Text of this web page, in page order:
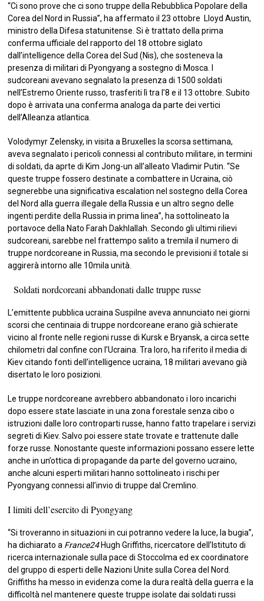
“Ci sono prove che ci sono truppe della Rebubblica Popolare della
Corea del Nord in Russia”, ha affermato il 23 ottobre Lloyd Austin,
ministro della Difesa statunitense. Si è trattato della prima
conferma ufficiale del rapporto del 18 ottobre siglato
dall’intelligence della Corea del Sud (Nis), che sosteneva la
presenza di militari di Pyongyang a sostegno di Mosca. I
sudcoreani avevano segnalato la presenza di 1500 soldati
nell’Estremo Oriente russo, trasferiti lì tra l’8 e il 13 ottobre. Subito
dopo è arrivata una conferma analoga da parte dei vertici
dell’Alleanza atlantica.
Volodymyr Zelensky, in visita a Bruxelles la scorsa settimana,
aveva segnalato i pericoli connessi al contributo militare, in termini
di soldati, da aprte di Kim Jong-un all’alleato Vladimir Putin. “Se
queste truppe fossero destinate a combattere in Ucraina, ciò
segnerebbe una significativa escalation nel sostegno della Corea
del Nord alla guerra illegale della Russia e un altro segno delle
ingenti perdite della Russia in prima linea”, ha sottolineato la
portavoce della Nato Farah Dakhlallah. Secondo gli ultimi rilievi
sudcoreani, sarebbe nel frattempo salito a tremila il numero di
truppe nordcoreane in Russia, ma secondo le previsioni il totale si
aggirerà intorno alle 10mila unità.
Soldati nordcoreani abbandonati dalle truppe russe
L’emittente pubblica ucraina Suspilne aveva annunciato nei giorni
scorsi che centinaia di truppe nordcoreane erano già schierate
vicino al fronte nelle regioni russe di Kursk e Bryansk, a circa sette
chilometri dal confine con l’Ucraina. Tra loro, ha riferito il media di
Kiev citando fonti dell’intelligence ucraina, 18 militari avevano già
disertato le loro posizioni.
Le truppe nordcoreane avrebbero abbandonato i loro incarichi
dopo essere state lasciate in una zona forestale senza cibo o
istruzioni dalle loro controparti russe, hanno fatto trapelare i servizi
segreti di Kiev. Salvo poi essere state trovate e trattenute dalle
forze russe. Nonostante queste informazioni possano essere lette
anche in un’ottica di propagande da parte del governo ucraino,
anche alcuni esperti militari hanno sottolineato i rischi per
Pyongyang connessi all’invio di truppe dal Cremlino.
I limiti dell’esercito di Pyongyang
“Si troveranno in situazioni in cui potranno vedere la luce, la bugia”,
ha dichiarato a France24Hugh Griffiths, ricercatore dell’Istituto di
ricerca internazionale sulla pace di Stoccolma ed ex coordinatore
del gruppo di esperti delle Nazioni Unite sulla Corea del Nord.
Griffiths ha messo in evidenza come la dura realtà della guerra e la
difficoltà nel mantenere queste truppe isolate dai soldati russi